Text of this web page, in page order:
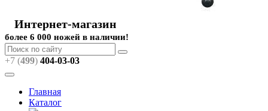
Интернет-магазин
более 6 000 ножей в наличии!
+7 (499) 404-03-03
Главная
Каталог